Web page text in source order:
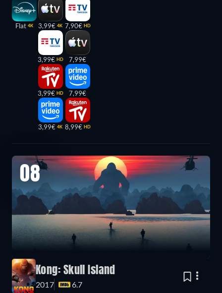
Flat 4K 3,99€ 4K
3,99€ HD
3,99€ HD
3,99€ 4K
7,90€ HD
7,99€
7,99€
8,99€ HD
08
Kong: Skull Island
2017 6.7